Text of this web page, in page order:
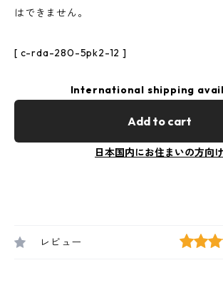
はできません。
[ c-rda-280-5pk2-12 ]
International shipping
Add to cart
日本国内にお住まいの方向け
レビュー